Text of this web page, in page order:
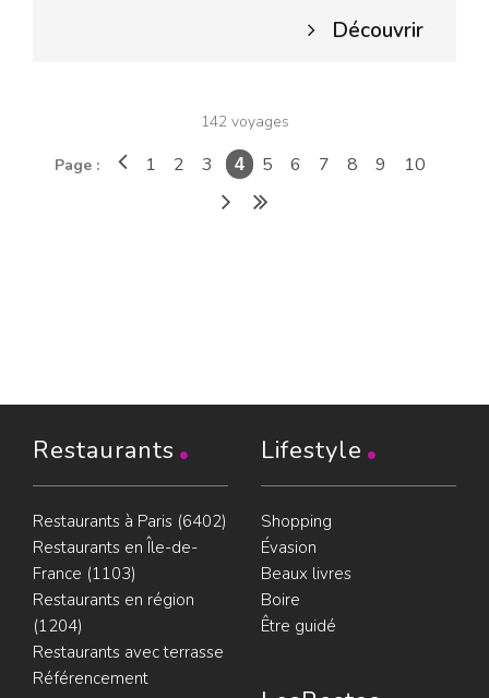
Découvrir
142 voyages
Page : 1 2 3 4 5 6 7 8 9 10
Restaurants
Restaurants à Paris (6402)
Restaurants en Île-de-
France (1103)
Restaurants en région
(1204)
Restaurants avec terrasse
Référencement
Lifestyle
Shopping
Évasion
Beaux livres
Boire
Être guidé